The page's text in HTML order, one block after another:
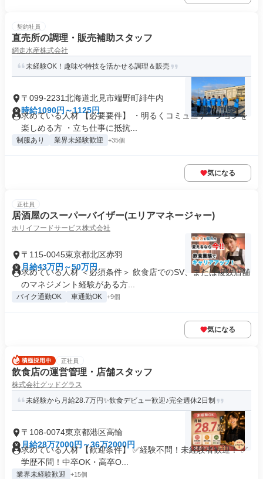
契約社員
直売所の調理・販売補助スタッフ
網走水産株式会社
未経験OK！趣味や特技を活かせる調理＆販売
〒099-2231北海道北見市端野町緋牛内
時給1090円～1125円
求めている人材 【必要要件】 ・明るくコミュニケーションを
楽しめる方 ・立ち仕事に抵抗...
制服あり 業界未経験歓迎 +35個
気になる
正社員
居酒屋のスーパーバイザー(エリアマネージャー)
ホリイフードサービス株式会社
〒115-0045東京都北区赤羽
月給43万円～50万円
求めている人材 ＜必須条件＞ 飲食店でのSV、または複数店舗
のマネジメント経験がある方...
バイク通勤OK 車通勤OK +9個
気になる
正社員
飲食店の運営管理・店舗スタッフ
株式会社グッドグラス
未経験から月給28.7万円✨飲食デビュー歓迎♪完全週休2日制
〒108-0074東京都港区高輪
月給28万7000円～36万2000円
求めている人材 【歓迎条件】 ✅経験不問！未経験者歓迎！ ✅
学歴不問！中卒OK・高卒O...
業界未経験歓迎 +15個